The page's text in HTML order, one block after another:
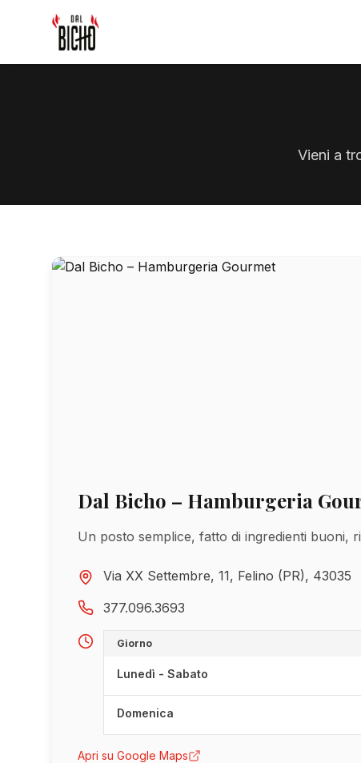
Vieni a
Dal Bicho – Hamburgeria
Un posto semplice, fatto di ingredienti buoni,
Via XX Settembre, 11, Felino (PR), 43035
377.096.3693
Giorno
Lunedì - Sabato
Domenica
Apri su Google Maps